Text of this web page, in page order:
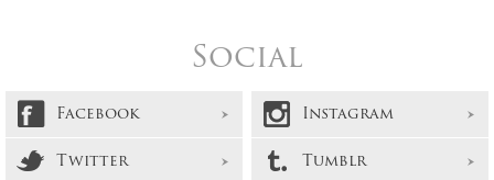
Social
Facebook
Instagram
Twitter
Tumblr